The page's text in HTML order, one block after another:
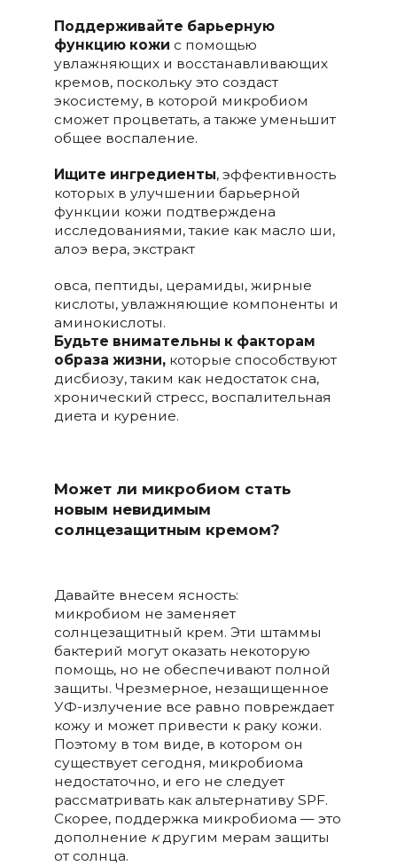
Поддерживайте барьерную
функцию кожи с помощью
увлажняющих и восстанавливающих
кремов, поскольку это создаст
экосистему, в которой микробиом
сможет процветать, а также уменьшит
общее воспаление.
Ищите ингредиенты, эффективность
которых в улучшении барьерной
функции кожи подтверждена
исследованиями, такие как масло ши,
алоэ вера, экстракт
овса, пептиды, церамиды, жирные
кислоты, увлажняющие компоненты и
аминокислоты.
Будьте внимательны к факторам
образа жизни,которые способствуют
дисбиозу, таким как недостаток сна,
хронический стресс, воспалительная
диета и курение.
Может ли микробиом стать
новым невидимым
солнцезащитным кремом?
Давайте внесем ясность:
микробиом не заменяет
солнцезащитный крем. Эти штаммы
бактерий могут оказать некоторую
помощь, но не обеспечивают полной
защиты. Чрезмерное, незащищенное
УФ-излучение все равно повреждает
кожу и может привести к раку кожи.
Поэтому в том виде, в котором он
существует сегодня, микробиома
недостаточно, и его не следует
рассматривать как альтернативу SPF.
Скорее, поддержка микробиома — это
дополнение кдругим мерам защиты
от солнца.